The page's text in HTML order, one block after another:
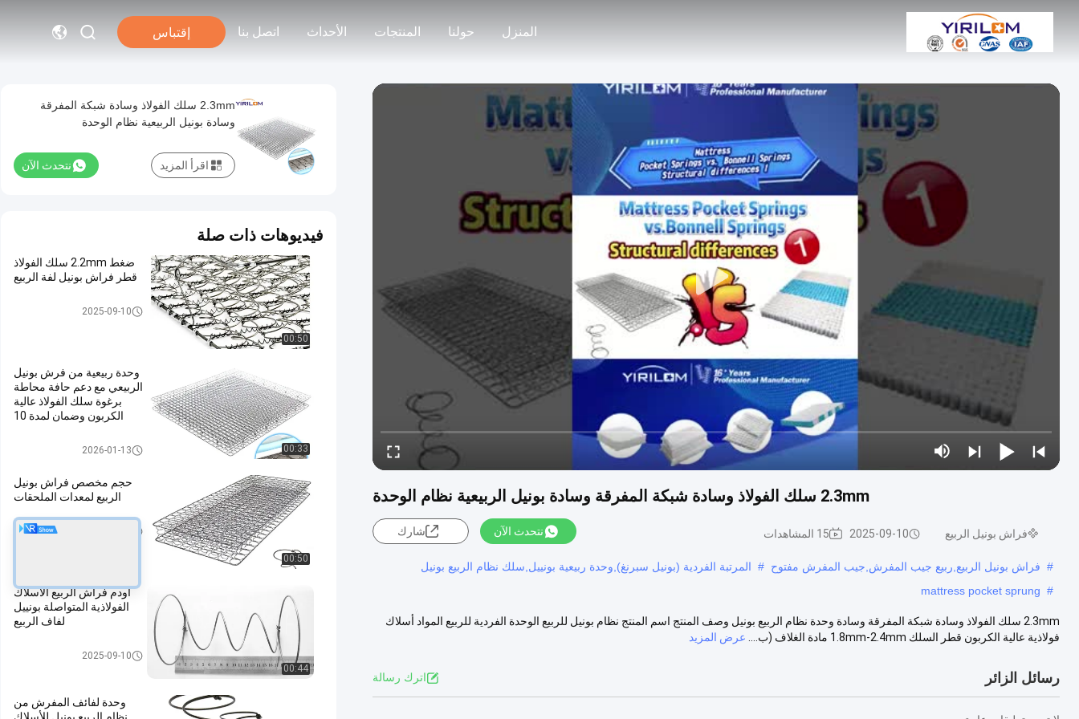
المنزل حولنا المنتجات الأحداث اتصل بنا إقتباس
2.3mm سلك الفولاذ وسادة شبكة المفرقة وسادة بونيل الربيعية نظام الوحدة
فراش بونيل الربيع 2025-09-10 15 المشاهدات نتحدث الآن شارك
# فراش بونيل الربيع,ربيع جيب المفرش,جيب المفرش مفتوح # المرتبة الفردية (بونيل سبرنغ),وحدة ربيعية بونييل,سلك نظام الربيع بونيل
#
mattress pocket sprung
2.3mm سلك الفولاذ وسادة شبكة المفرقة وسادة وحدة نظام الربيع بونيل وصف المنتج اسم المنتج نظام بونيل للربيع الوحدة الفردية للربيع المواد أسلاك
فولاذية عالية الكربون قطر السلك 1.8mm-2.4mm مادة الغلاف (ب....
عرض المزيد
رسائل الزائر اترك رسالة
2.3mm سلك الفولاذ وسادة شبكة المفرقة
وسادة بونيل الربيعية نظام الوحدة
نتحدث الآن اقرأ المزيد
فيديوهات ذات صلة
00:50
ضغط 2.2mm سلك الفولاذ
قطر فراش بونيل لفة الربيع
فراش بونيل الربيع2025-09-10
00:33
وحدة ربيعية من فرش بونيل
الربيعي مع دعم حافة محاطة
برغوة سلك الفولاذ عالية
الكربون وضمان لمدة 10
فراش بونيل الربيع2026-01-13
00:50
حجم مخصص فراش بونيل
الربيع لمعدات الملحقات
فراش بونيل الربيع
00:44
أودم فراش الربيع الأسلاك
الفولاذية المتواصلة بونييل
لفاف الربيع
فراش بونيل الربيع2025-09-10
وحدة لفائف المفرش من